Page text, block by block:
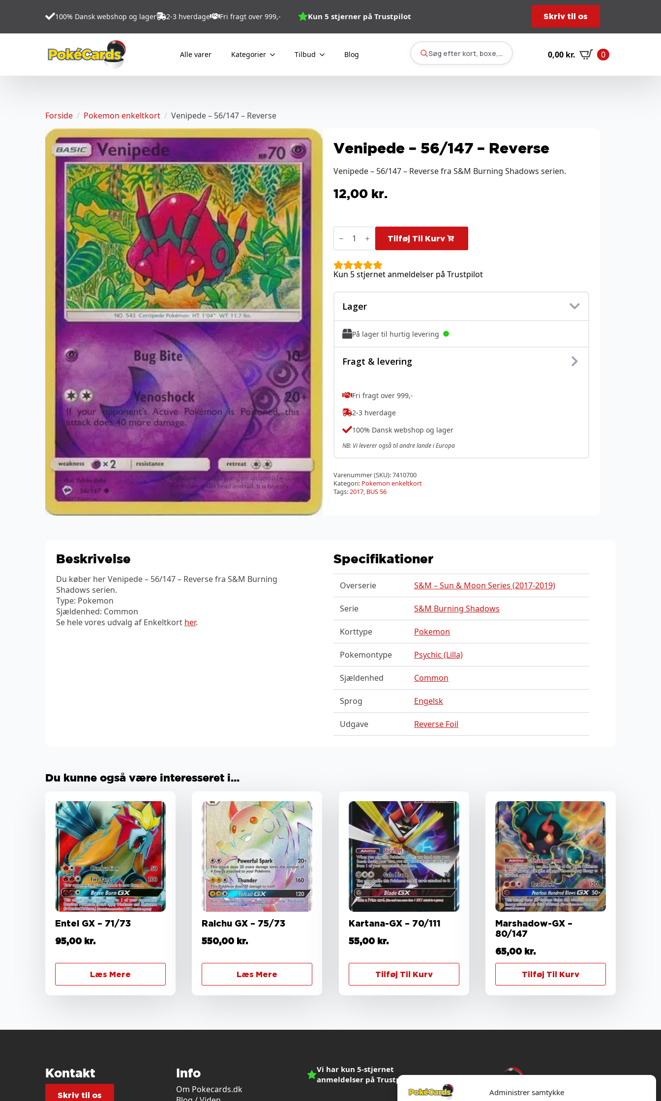
Administrer samtykke
100% Dansk webshop og lager 2-3 hverdage Fri fragt over 999,- Kun 5 stjerner på Trustpilot Skriv til os
Alle varer Kategorier Tilbud Blog Søg efter kort, boxe, tilbehør… 0,00 kr. 0
Forside Pokemon enkeltkort Venipede – 56/147 – Reverse
Venipede – 56/147 – Reverse
Venipede – 56/147 – Reverse fra S&M Burning Shadows serien.
12,00 kr.
Venipede
-
Reverse
antal
Tilføj Til Kurv
Kun 5 stjernet anmeldelser på Trustpilot
Lager
På lager til hurtig levering
Fragt & levering
Fri fragt over 999,-
2-3 hverdage
100% Dansk webshop og lager
NB: Vi leverer også til andre lande i Europa
Varenummer (SKU):7410700
Kategori: Pokemon enkeltkort
Tags:2017, BUS 56
Beskrivelse
Du køber her Venipede – 56/147 – Reverse fra S&M Burning
Shadows serien.
Type: Pokemon
Sjældenhed: Common
Se hele vores udvalg af Enkeltkort her.
Specifikationer
Overserie S&M – Sun & Moon Series (2017-2019)
Serie S&M Burning Shadows
Korttype Pokemon
Pokemontype Psychic (Lilla)
Sjældenhed Common
Sprog Engelsk
Udgave Reverse Foil
Du kunne også være interesseret i...
Entei GX – 71/73
95,00 kr.
Læs Mere
Raichu GX – 75/73
550,00 kr.
Læs Mere
Kartana-GX – 70/111
55,00 kr.
Tilføj Til Kurv
Marshadow-GX –
80/147
65,00 kr.
Tilføj Til Kurv
Kontakt
Skriv til os
Info
Om Pokecards.dk
Vi har kun 5-stjernet
anmeldelser på Trustpilot